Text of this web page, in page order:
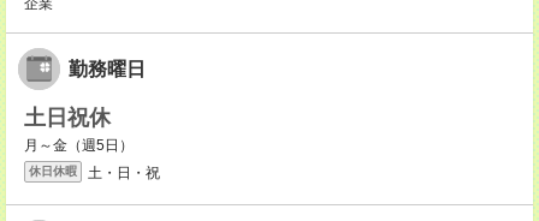
企業
勤務曜日
土日祝休
月～金（週5日）
休日休暇 土・日・祝